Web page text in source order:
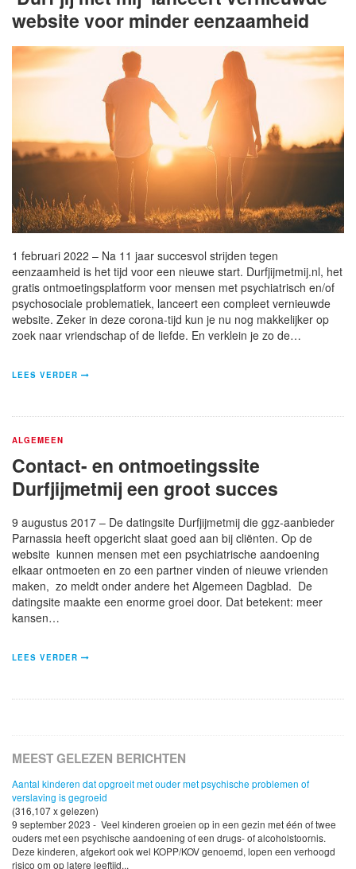
website voor minder eenzaamheid
1 februari 2022 – Na 11 jaar succesvol strijden tegen
eenzaamheid is het tijd voor een nieuwe start. Durfjijmetmij.nl, het
gratis ontmoetingsplatform voor mensen met psychiatrisch en/of
psychosociale problematiek, lanceert een compleet vernieuwde
website. Zeker in deze corona-tijd kun je nu nog makkelijker op
zoek naar vriendschap of de liefde. En verklein je zo de…
LEES VERDER
ALGEMEEN
Contact- en ontmoetingssite
Durfjijmetmij een groot succes
9 augustus 2017 – De datingsite Durfjijmetmij die ggz-aanbieder
Parnassia heeft opgericht slaat goed aan bij cliënten. Op de
website kunnen mensen met een psychiatrische aandoening
elkaar ontmoeten en zo een partner vinden of nieuwe vrienden
maken, zo meldt onder andere het Algemeen Dagblad. De
datingsite maakte een enorme groei door. Dat betekent: meer
kansen…
LEES VERDER
MEEST GELEZEN BERICHTEN
Aantal kinderen dat opgroeit met ouder met psychische problemen of
verslaving is gegroeid
(316,107 x gelezen)
9 september 2023 - Veel kinderen groeien op in een gezin met één of twee
ouders met een psychische aandoening of een drugs- of alcoholstoornis.
Deze kinderen, afgekort ook wel KOPP/KOV genoemd, lopen een verhoogd
risico om op latere leeftijd...